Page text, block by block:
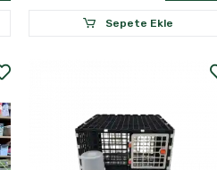
Sepete Ekle